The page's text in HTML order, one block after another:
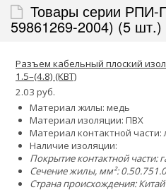
Товары серии РПИ-
59861269-2004) (5 шт.)
Разъем кабельный плоский
1.5–(4.8) (КВТ)
2.03 руб.
Материал жилы: медь
Материал изоляции: ПВХ
Материал контактной части:
Наличие изоляции:
Покрытие контактной части:
Сечение жилы, мм²:0.50.751.0
Страна происхождения: Китай